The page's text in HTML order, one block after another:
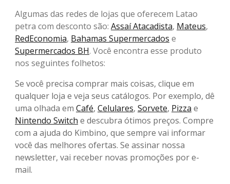
Algumas das redes de lojas que oferecem Latao
petra com desconto são: Assaí Atacadista, Mateus,
RedEconomia, Bahamas Supermercados e
Supermercados BH. Você encontra esse produto
nos seguintes folhetos:
Se você precisa comprar mais coisas, clique em
qualquer loja e veja seus catálogos. Por exemplo, dê
uma olhada em Café, Celulares, Sorvete, Pizza e
Nintendo Switch e descubra ótimos preços. Compre
com a ajuda do Kimbino, que sempre vai informar
você das melhores ofertas. Se assinar nossa
newsletter, vai receber novas promoções por e-
mail.